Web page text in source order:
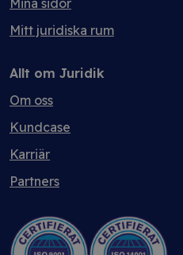
Mina sidor
Mitt juridiska rum
Allt om Juridik
Om oss
Kundcase
Karriär
Partners